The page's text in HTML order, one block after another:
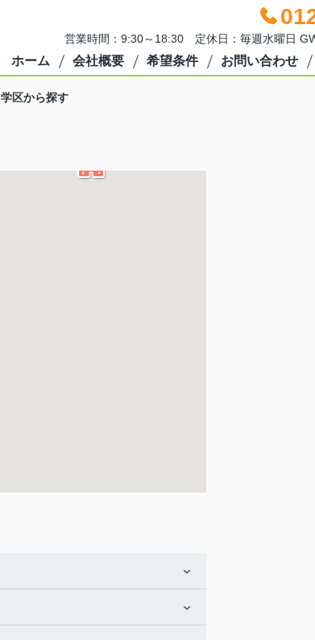
営業時間：9:30～18:30 定休日：毎週水曜日
ホーム 会社概要 希望条件 お問い合わせ
学区から探す